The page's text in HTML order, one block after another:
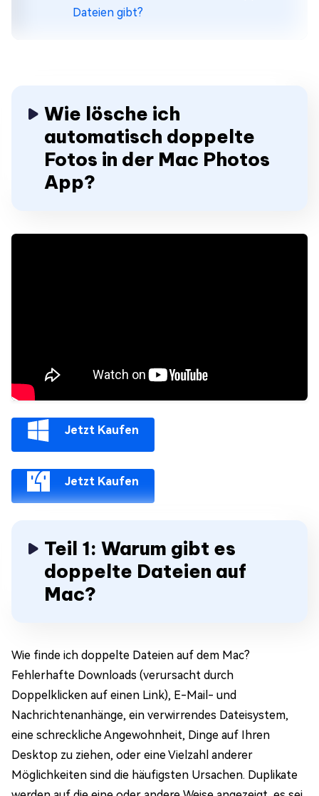
Dateien gibt?
Wie lösche ich
automatisch doppelte
Fotos in der Mac Photos
App?
Jetzt Kaufen
Jetzt Kaufen
Teil 1: Warum gibt es
doppelte Dateien auf
Mac?
Wie finde ich doppelte Dateien auf dem Mac?
Fehlerhafte Downloads (verursacht durch
Doppelklicken auf einen Link), E-Mail- und
Nachrichtenanhänge, ein verwirrendes Dateisystem,
eine schreckliche Angewohnheit, Dinge auf Ihren
Desktop zu ziehen, oder eine Vielzahl anderer
Möglichkeiten sind die häufigsten Ursachen. Duplikate